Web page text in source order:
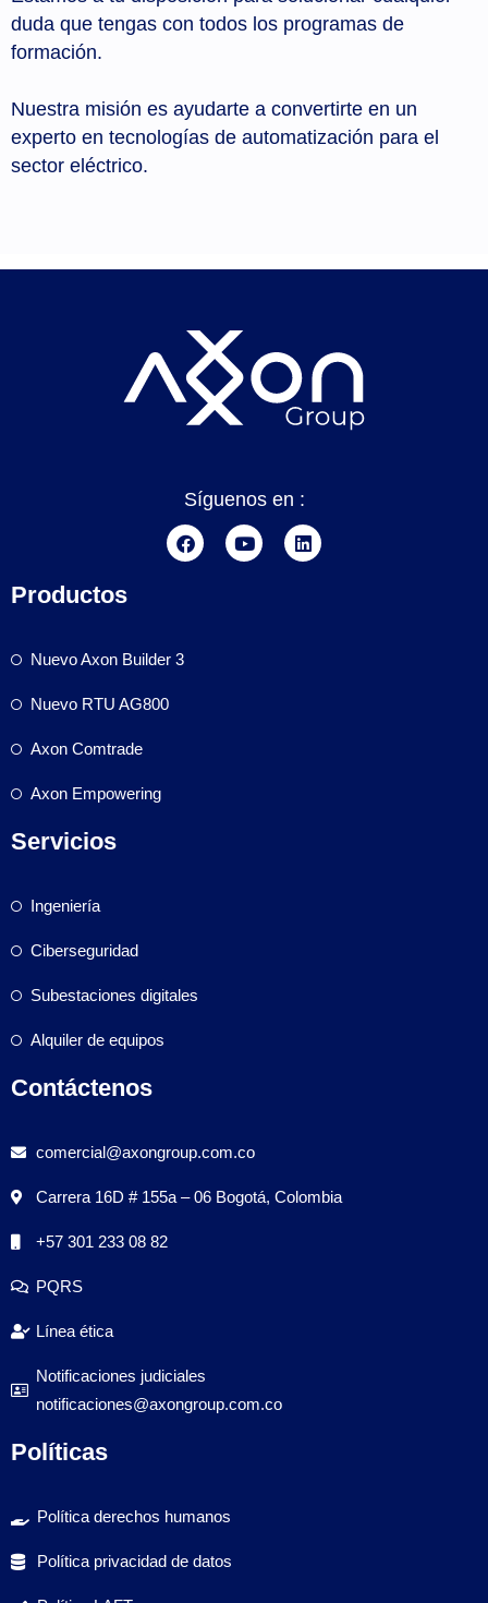
duda que tengas con todos los programas de
formación.
Nuestra misión es ayudarte a convertirte en un
experto en tecnologías de automatización para el
sector eléctrico.
Síguenos en :
Productos
Nuevo Axon Builder 3
Nuevo RTU AG800
Axon Comtrade
Axon Empowering
Servicios
Ingeniería
Ciberseguridad
Subestaciones digitales
Alquiler de equipos
Contáctenos
comercial@axongroup.com.co
Carrera 16D # 155a – 06 Bogotá, Colombia
+57 301 233 08 82
PQRS
Línea ética
Notificaciones judiciales
notificaciones@axongroup.com.co
Políticas
Política derechos humanos
Política privacidad de datos